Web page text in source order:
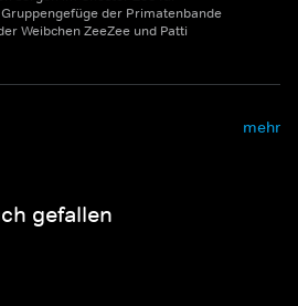
der Primatenbande
Weibchen ZeeZee und Patti
mehr
gefallen